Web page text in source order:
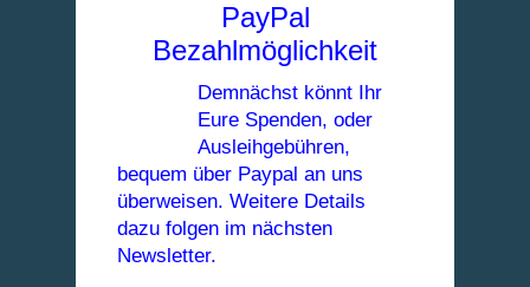
PayPal
Bezahlmöglichkeit
Demnächst könnt Ihr
Eure Spenden, oder
Ausleihgebühren,
bequem über Paypal an uns
überweisen. Weitere Details
dazu folgen im nächsten
Newsletter.